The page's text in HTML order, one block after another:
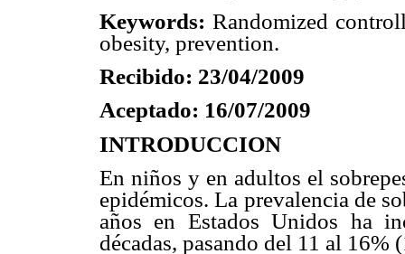
Keywords: Randomized
obesity, prevention.
Recibido: 23/04/2009
Aceptado: 16/07/2009
INTRODUCCION
En niños y en adultos el
epidémicos. La prevalencia de
años en Estados Unidos ha
décadas, pasando del 11 al 16%